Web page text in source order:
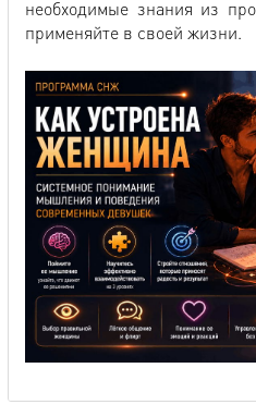
необходимые знания из
применяйте в своей жизни.